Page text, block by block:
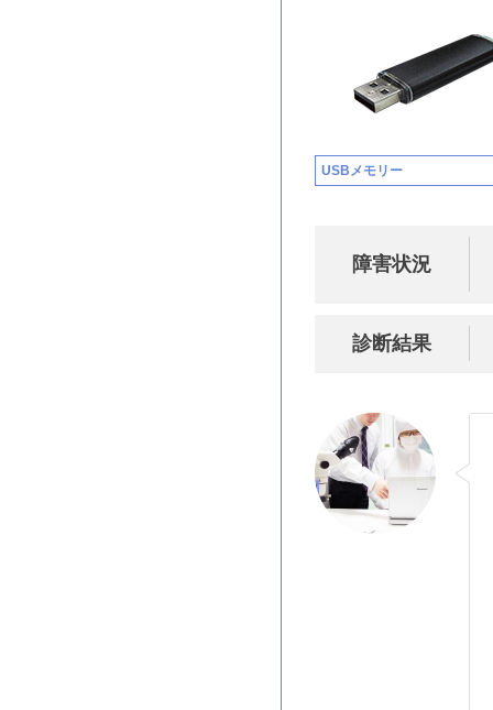
USBメモリー
障害状況
診断結果